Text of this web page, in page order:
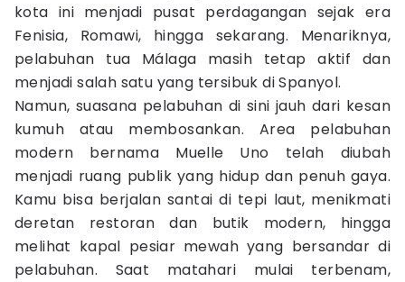
kota ini menjadi pusat perdagangan sejak era
Fenisia, Romawi, hingga sekarang. Menariknya,
pelabuhan tua Málaga masih tetap aktif dan
menjadi salah satu yang tersibuk di Spanyol.
Namun, suasana pelabuhan di sini jauh dari kesan
kumuh atau membosankan. Area pelabuhan
modern bernama Muelle Uno telah diubah
menjadi ruang publik yang hidup dan penuh gaya.
Kamu bisa berjalan santai di tepi laut, menikmati
deretan restoran dan butik modern, hingga
melihat kapal pesiar mewah yang bersandar di
pelabuhan. Saat matahari mulai terbenam,